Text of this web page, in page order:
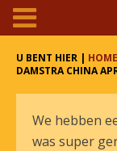
U BENT HIER | HOME
DAMSTRA CHINA
We hebben
was super